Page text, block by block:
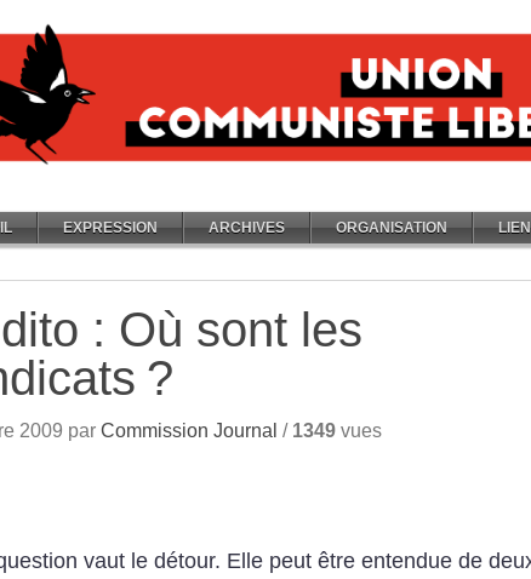
EXPRESSION ARCHIVES ORGANISATION
: Où sont les
?
2009 par Commission Journal / 1349 vues
vaut le détour. Elle peut être entendue de